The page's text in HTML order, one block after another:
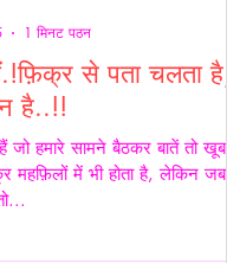
से पता चलता है,
है..!!
जो हमारे सामने बैठकर बातें तो खूब
महफ़िलों में भी होता है, लेकिन जब
1 मिनट पठन